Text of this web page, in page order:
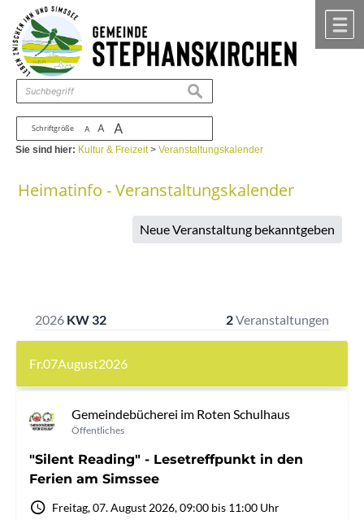
Zum Inhalt ,zur Navigation
Schriftgröße A A A
suchen
Sie sind hier: Kultur & Freizeit>Veranstaltungskalender
Heimatinfo - Veranstaltungskalender